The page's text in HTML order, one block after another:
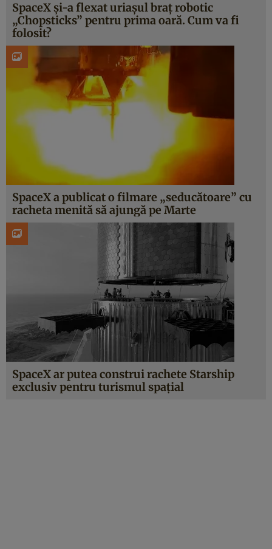
SpaceX și-a flexat uriașul braț robotic
„Chopsticks” pentru prima oară. Cum va fi
folosit?
SpaceX a publicat o filmare „seducătoare” cu
racheta menită să ajungă pe Marte
SpaceX ar putea construi rachete Starship
exclusiv pentru turismul spațial